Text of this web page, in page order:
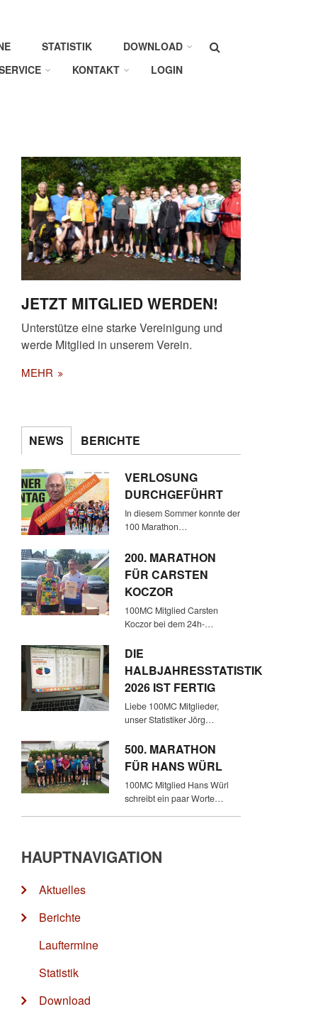
Suche
STATISTIK
DOWNLOAD
KONTAKT LOGIN
JETZT MITGLIED WERDEN!
Unterstütze eine starke Vereinigung und
werde Mitglied in unserem Verein.
MEHR
NEWS BERICHTE
VERLOSUNG
DURCHGEFÜHRT
In diesem Sommer konnte der
100 Marathon…
200. MARATHON
FÜR CARSTEN
KOCZOR
100MC Mitglied Carsten
Koczor bei dem 24h-…
DIE
HALBJAHRESSTATISTIK
2026 IST FERTIG
Liebe 100MC Mitglieder,
unser Statistiker Jörg…
500. MARATHON
FÜR HANS WÜRL
100MC Mitglied Hans Würl
schreibt ein paar Worte…
HAUPTNAVIGATION
Aktuelles
Berichte
Lauftermine
Statistik
Download